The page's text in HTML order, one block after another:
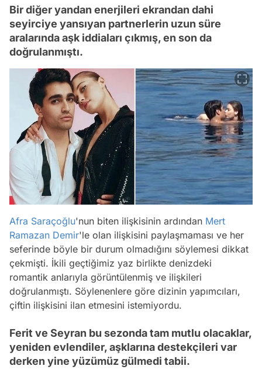
Bir diğer yandan enerjileri ekrandan dahi
seyirciye yansıyan partnerlerin uzun süre
aralarında aşk iddiaları çıkmış, en son da
doğrulanmıştı.
Afra Saraçoğlu'nun biten ilişkisinin ardından Mert
Ramazan Demir'le olan ilişkisini paylaşmaması ve her
seferinde böyle bir durum olmadığını söylemesi dikkat
çekmişti. İkili geçtiğimiz yaz birlikte denizdeki
romantik anlarıyla görüntülenmiş ve ilişkileri
doğrulanmıştı. Söylenenlere göre dizinin yapımcıları,
çiftin ilişkisini ilan etmesini istemiyordu.
Ferit ve Seyran bu sezonda tam mutlu olacaklar,
yeniden evlendiler, aşklarına destekçileri var
derken yine yüzümüz gülmedi tabii.